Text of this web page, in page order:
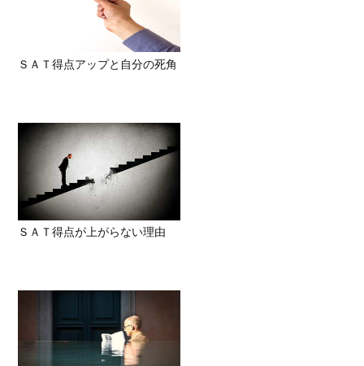
ＳＡＴ得点アップと自分の死角
ＳＡＴ得点が上がらない理由